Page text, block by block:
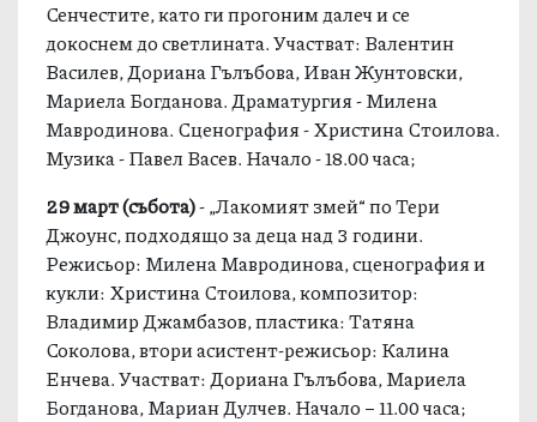
Сенчестите, като ги прогоним далеч и се
докоснем до светлината. Участват: Валентин
Василев, Дориана Гълъбова, Иван Жунтовски,
Мариела Богданова. Драматургия - Милена
Мавродинова. Сценография - Христина Стоилова.
Музика - Павел Васев. Начало - 18.00 часа;
29 март (събота)- „Лакомият змей“ по Тери
Джоунс, подходящо за деца над 3 години.
Режисьор: Милена Мавродинова, сценография и
кукли: Христина Стоилова, композитор:
Владимир Джамбазов, пластика: Татяна
Соколова, втори асистент-режисьор: Калина
Енчева. Участват: Дориана Гълъбова, Мариела
Богданова, Мариан Дулчев. Начало – 11.00 часа;